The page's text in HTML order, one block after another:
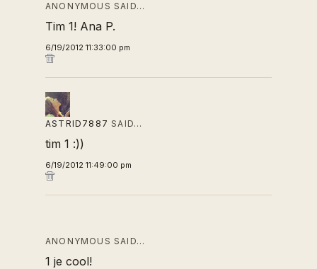
ANONYMOUS SAID…
Tim 1! Ana P.
6/19/2012 11:33:00 pm
ASTRID7887 SAID…
tim 1 :))
6/19/2012 11:49:00 pm
ANONYMOUS SAID…
1 je cool!